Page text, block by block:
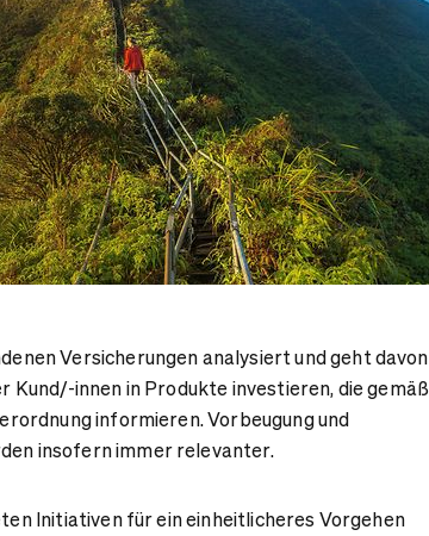
Versicherungen analysiert und geht davon
Kund/-innen in Produkte investieren, die gemäß
informieren. Vorbeugung und
insofern immer relevanter.
Initiativen für ein einheitlicheres Vorgehen